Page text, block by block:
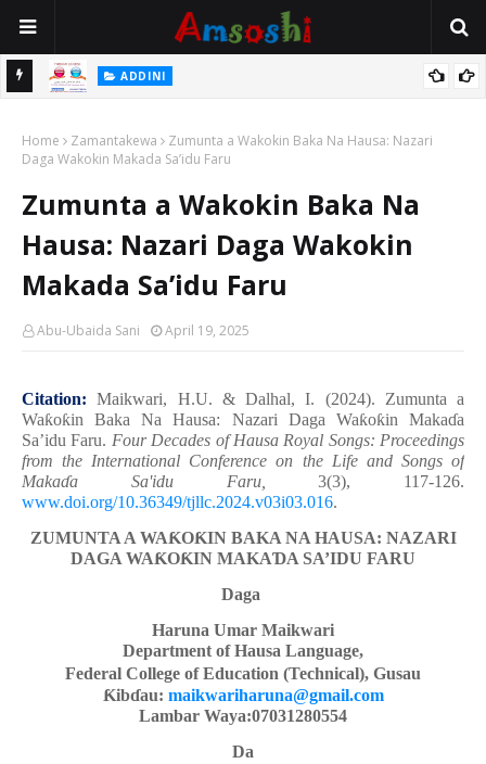
ADDINI
Home Zamantakewa
Zumunta a Wakokin Baka Na Hausa: Nazari
Daga Wakokin Makada Sa’idu Faru
Zumunta a Wakokin Baka Na
Hausa: Nazari Daga Wakokin
Makada Sa’idu Faru
Abu-Ubaida Sani April 19, 2025
Citation:
Maikwari, H.U. & Dalhal, I. (2024). Zumunta a
Waƙoƙin Baka Na Hausa: Nazari Daga Waƙoƙin Makaɗa
Sa’idu Faru. Four Decades of Hausa Royal Songs: Proceedings
from the International Conference on the Life and Songs of
Makaɗa Sa'idu Faru,
3(3), 117-126.
www.doi.org/10.36349/tjllc.2024.v03i03.016.
ZUMUNTA A WAƘOƘINBAKA NA HAUSA: NAZARI
DAGA WAƘOƘIN MAKAƊA SA’IDU FARU
Daga
Haruna Umar Maikwari
Department of Hausa Language,
Federal College of Education (Technical), Gusau
Ƙibɗau: maikwariharuna@gmail.com
Lambar Waya:07031280554
Da